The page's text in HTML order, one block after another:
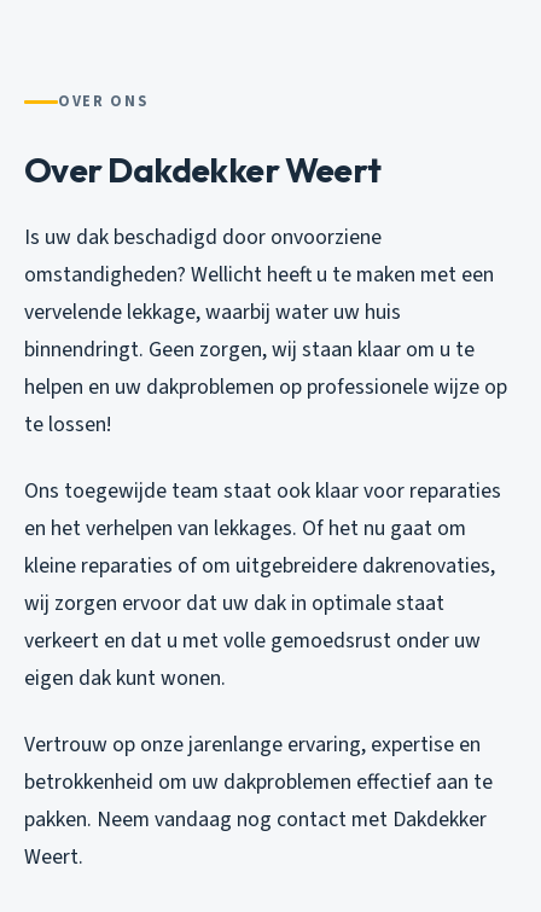
OVER ONS
Over Dakdekker Weert
Is uw dak beschadigd door onvoorziene
omstandigheden? Wellicht heeft u te maken met een
vervelende lekkage, waarbij water uw huis
binnendringt. Geen zorgen, wij staan klaar om u te
helpen en uw dakproblemen op professionele wijze op
te lossen!
Ons toegewijde team staat ook klaar voor reparaties
en het verhelpen van lekkages. Of het nu gaat om
kleine reparaties of om uitgebreidere dakrenovaties,
wij zorgen ervoor dat uw dak in optimale staat
verkeert en dat u met volle gemoedsrust onder uw
eigen dak kunt wonen.
Vertrouw op onze jarenlange ervaring, expertise en
betrokkenheid om uw dakproblemen effectief aan te
pakken. Neem vandaag nog contact met Dakdekker
Weert.